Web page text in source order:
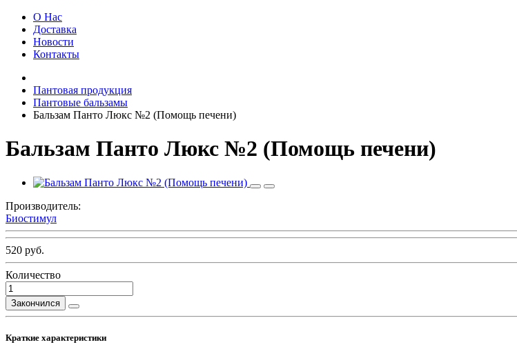
О Нас
Доставка
Новости
Контакты
Пантовая продукция
Пантовые бальзамы
Бальзам Панто Люкс №2 (Помощь печени)
Бальзам Панто Люкс №2 (Помощь печени)
Производитель:
Биостимул
520 руб.
Количество
Закончился
Краткие характеристики